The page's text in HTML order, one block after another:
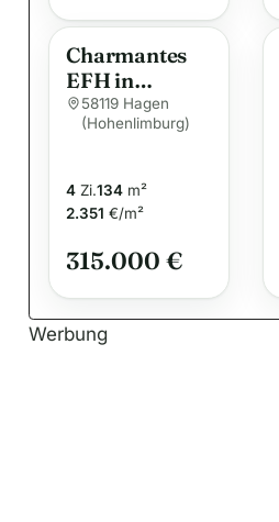
Charmantes
EFH in
Toplage von
Hohenlimburg
dieses Juwel
aus dem
chlaf!
58119 Hagen
(Hohenlimburg)
4 Zi.134 m²
2.351 €/m²
315.000 €
Werbung